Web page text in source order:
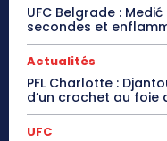
UFC Belgrade :
secondes et
Actualités
PFL Charlotte :
d’un crochet au foie
UFC